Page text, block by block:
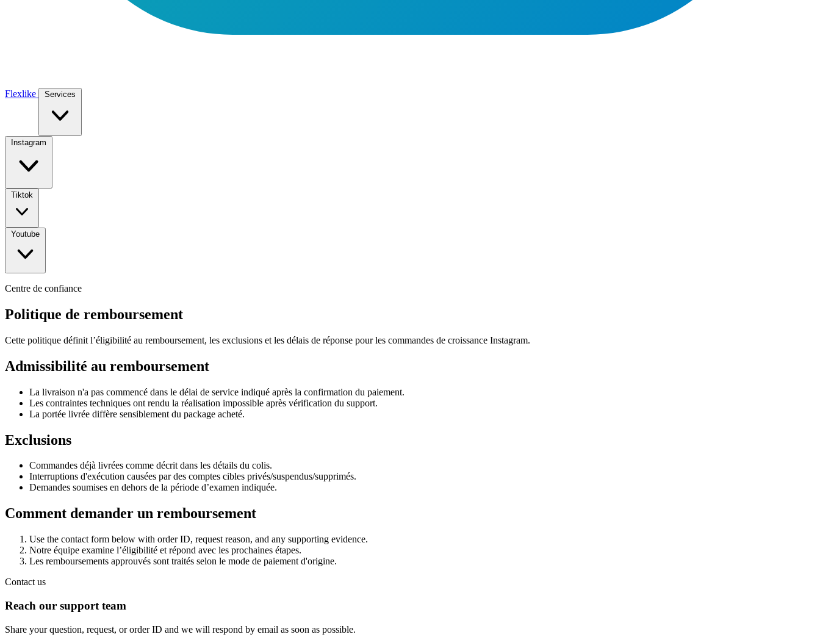
Flexlike Services
Instagram
Tiktok
Youtube
Centre de confiance
Politique de remboursement
Cette politique définit l’éligibilité au remboursement, les exclusions et les délais de réponse pour les commandes de croissance Instagram.
Admissibilité au remboursement
La livraison n'a pas commencé dans le délai de service indiqué après la confirmation du paiement.
Les contraintes techniques ont rendu la réalisation impossible après vérification du support.
La portée livrée diffère sensiblement du package acheté.
Exclusions
Commandes déjà livrées comme décrit dans les détails du colis.
Interruptions d'exécution causées par des comptes cibles privés/suspendus/supprimés.
Demandes soumises en dehors de la période d’examen indiquée.
Comment demander un remboursement
Use the contact form below with order ID, request reason, and any supporting evidence.
Notre équipe examine l’éligibilité et répond avec les prochaines étapes.
Les remboursements approuvés sont traités selon le mode de paiement d'origine.
Contact us
Reach our support team
Share your question, request, or order ID and we will respond by email as soon as possible.